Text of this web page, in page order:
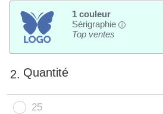
1 couleur
Sérigraphie
i
Top ventes
2. Quantité
25